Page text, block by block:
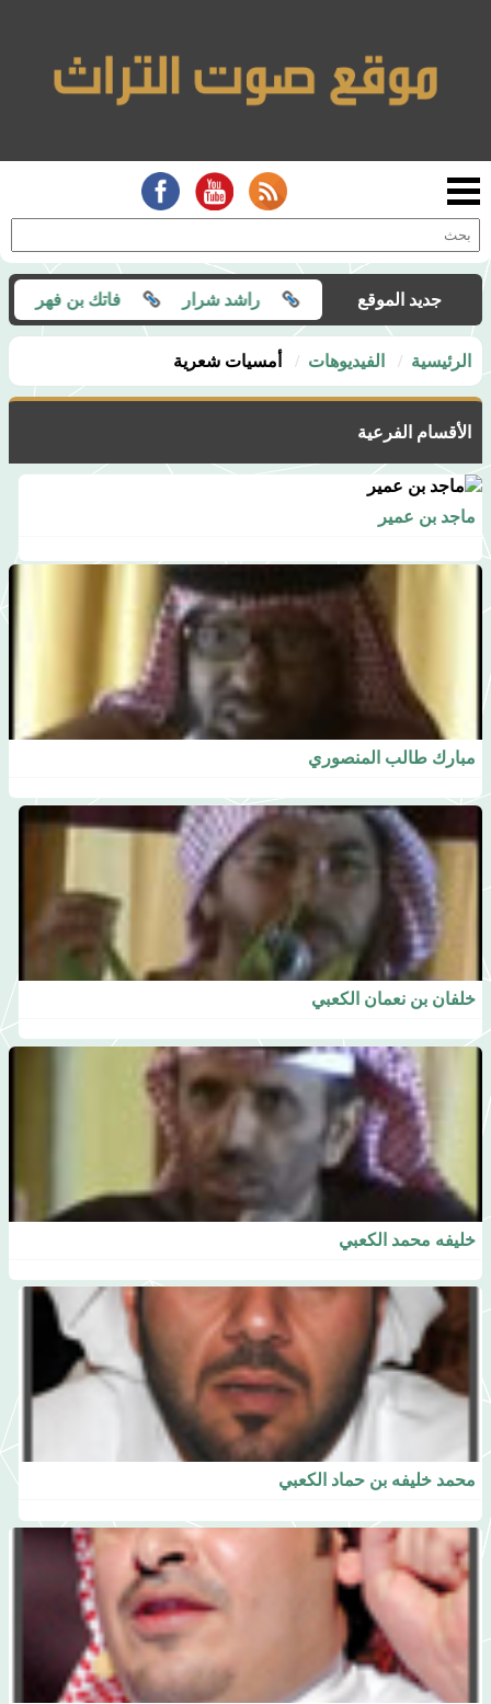
جديد الموقع
سلامة راشد شرار فاتك بن فهر مقهوي
الرئيسية الفيديوهات أمسيات شعرية
الأقسام الفرعية
ماجد بن عمير
مبارك طالب المنصوري
خلفان بن نعمان الكعبي
خليفه محمد الكعبي
محمد خليفه بن حماد الكعبي